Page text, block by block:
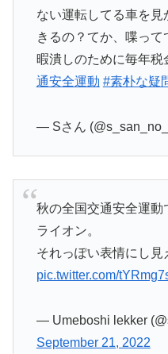
ない運転してる車を
きるの？てか、喋って
暇潰しのために毎年税
通安全運動 #素朴な疑
— Sさん
秋の全国交通安全運動
ライオン。
それっぽい表情にし
pic.twitter.com/
— Umeboshi lekker
September 21, 2022